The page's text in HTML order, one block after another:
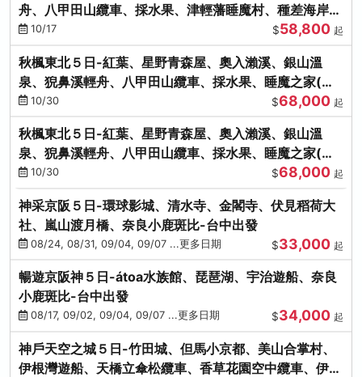
舟、八甲田山纜車、採水果、津輕藩睡魔村、種差海岸
(不進免稅店)
10/17 $58,800 起
秋楓東北５日-紅葉、星野青森屋、奧入瀨溪、銀山溫
泉、猊鼻溪輕舟、八甲田山纜車、採水果、睡魔之家(不
進免稅店)
10/30 $68,000 起
秋楓東北５日-紅葉、星野青森屋、奧入瀨溪、銀山溫
泉、猊鼻溪輕舟、八甲田山纜車、採水果、睡魔之家(不
進免稅店)
10/30 $68,000 起
神采京阪５日-環球影城、清水寺、金閣寺、伏見稻荷大
社、嵐山渡月橋、奈良小鹿斑比-台中出發
08/24, 08/31, 09/04, 09/07 ...更多日期 $33,000 起
暢遊京阪神５日-átoa水族館、琵琶湖、宇治遊船、奈良
小鹿斑比-台中出發
08/17, 09/02, 09/04, 09/07 ...更多日期 $34,000 起
神戶天空之城５日-竹田城、但馬小京都、美山合掌村、
伊根灣遊船、天橋立傘松纜車、香草花園空中纜車、伊勢